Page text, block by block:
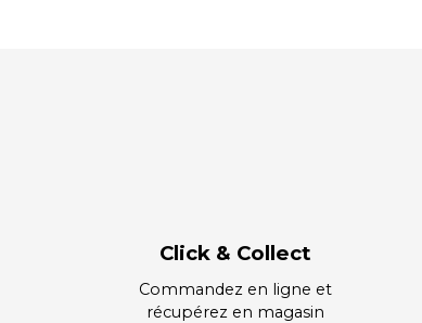
Click & Collect
Commandez en ligne et
récupérez en magasin